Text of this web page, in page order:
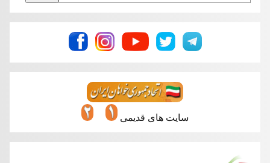
سایت های قدیمی